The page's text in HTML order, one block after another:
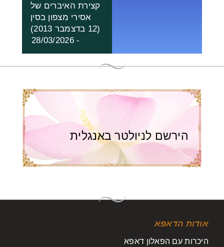
קצירת האיברים של
אסירי מצפון בסין
(12 בדצמבר 2013)
- 28/03/2026
הירשם לניולטר באנגלית
אודות הדאפא
היכרות עם הפאלון דאפא